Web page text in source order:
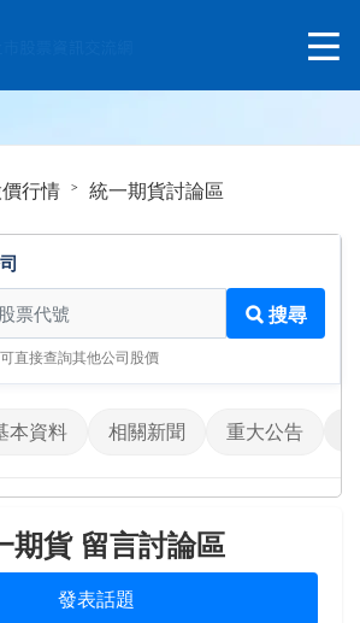
行情 統一期貨討論區
搜尋
直接查詢其他公司股價
本資料 相關新聞 重大公告
期貨 留言討論區
發表話題